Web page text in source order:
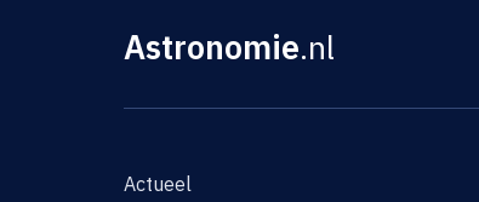
Astronomie.nl
Actueel